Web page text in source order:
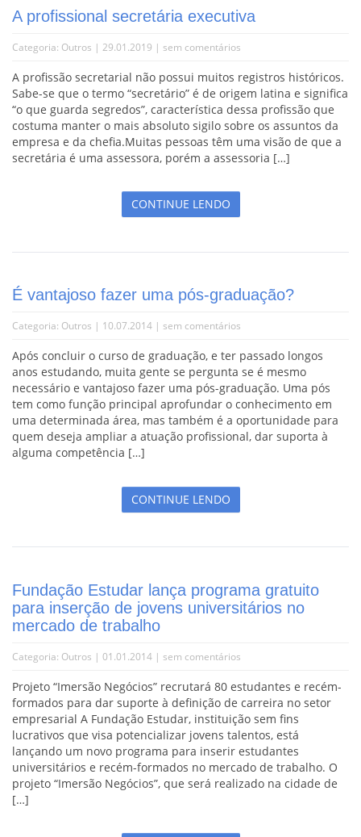
A profissional secretária executiva
Categoria: Outros | 29.01.2019 | sem comentários
A profissão secretarial não possui muitos registros históricos.
Sabe-se que o termo “secretário” é de origem latina e significa
“o que guarda segredos”, característica dessa profissão que
costuma manter o mais absoluto sigilo sobre os assuntos da
empresa e da chefia.Muitas pessoas têm uma visão de que a
secretária é uma assessora, porém a assessoria […]
CONTINUE LENDO
É vantajoso fazer uma pós-graduação?
Categoria: Outros | 10.07.2014 | sem comentários
Após concluir o curso de graduação, e ter passado longos
anos estudando, muita gente se pergunta se é mesmo
necessário e vantajoso fazer uma pós-graduação. Uma pós
tem como função principal aprofundar o conhecimento em
uma determinada área, mas também é a oportunidade para
quem deseja ampliar a atuação profissional, dar suporta à
alguma competência […]
CONTINUE LENDO
Fundação Estudar lança programa gratuito
para inserção de jovens universitários no
mercado de trabalho
Categoria: Outros | 01.01.2014 | sem comentários
Projeto “Imersão Negócios” recrutará 80 estudantes e recém-
formados para dar suporte à definição de carreira no setor
empresarial A Fundação Estudar, instituição sem fins
lucrativos que visa potencializar jovens talentos, está
lançando um novo programa para inserir estudantes
universitários e recém-formados no mercado de trabalho. O
projeto “Imersão Negócios”, que será realizado na cidade de
[…]